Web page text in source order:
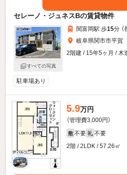
セレーノ・ジュネスBの賃貸物件
すべての写真
関富岡駅 歩15分 （
岐阜県関市市平賀
2階建 / 15年5ヶ月 / 木
駐車場あり
5.9万円
（管理費3,000円）
敷 不要 礼 不要
2階 / 2LDK / 57.26㎡